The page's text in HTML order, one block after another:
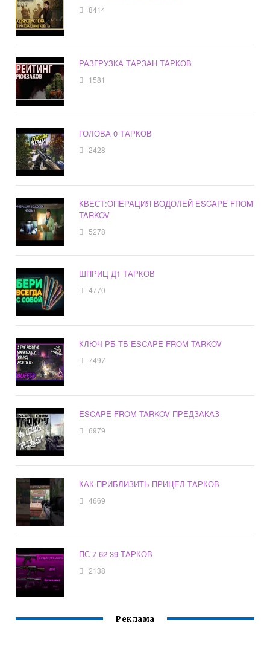
8414
РАЗГРУЗКА ТАРЗАН ТАРКОВ
1581
ГОЛОВА 0 ТАРКОВ
2428
КВЕСТ:ОПЕРАЦИЯ ВОДОЛЕЙ ESCAPE FROM
TARKOV
5278
ШПРИЦ Д1 ТАРКОВ
4770
КЛЮЧ РБ-ТБ ESCAPE FROM TARKOV
7497
ESCAPE FROM TARKOV ПРЕДЗАКАЗ
6979
КАК ПРИБЛИЗИТЬ ПРИЦЕЛ ТАРКОВ
4669
ПС 7 62 39 ТАРКОВ
2138
Реклама